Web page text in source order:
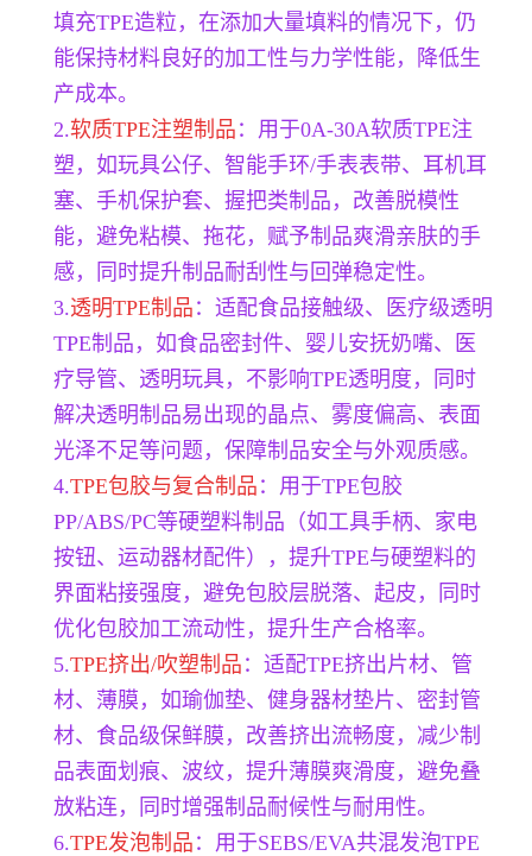
填充TPE造粒，在添加大量填料的情况下，仍
能保持材料良好的加工性与力学性能，降低生
产成本。
2.软质TPE注塑制品 ：用于0A-30A软质TPE注
塑，如玩具公仔、智能手环/手表表带、耳机耳
塞、手机保护套、握把类制品，改善脱模性
能，避免粘模、拖花，赋予制品爽滑亲肤的手
感，同时提升制品耐刮性与回弹稳定性。
3.透明TPE制品 ：适配食品接触级、医疗级透明
TPE制品，如食品密封件、婴儿安抚奶嘴、医
疗导管、透明玩具，不影响TPE透明度，同时
解决透明制品易出现的晶点、雾度偏高、表面
光泽不足等问题，保障制品安全与外观质感。
4.TPE包胶与复合制品 ：用于TPE包胶
PP/ABS/PC等硬塑料制品（如工具手柄、家电
按钮、运动器材配件），提升TPE与硬塑料的
界面粘接强度，避免包胶层脱落、起皮，同时
优化包胶加工流动性，提升生产合格率。
5.TPE挤出/吹塑制品 ：适配TPE挤出片材、管
材、薄膜，如瑜伽垫、健身器材垫片、密封管
材、食品级保鲜膜，改善挤出流畅度，减少制
品表面划痕、波纹，提升薄膜爽滑度，避免叠
放粘连，同时增强制品耐候性与耐用性。
6.TPE发泡制品 ：用于SEBS/EVA共混发泡TPE